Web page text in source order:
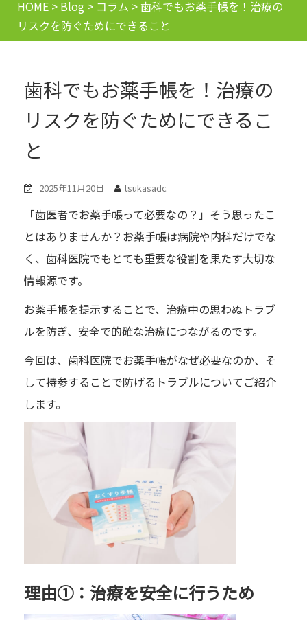
HOME > Blog > コラム >歯科でもお薬手帳を！治療の
リスクを防ぐためにできること
歯科でもお薬手帳を！治療の
リスクを防ぐためにできるこ
と
2025年11月20日 tsukasadc
「歯医者でお薬手帳って必要なの？」そう思ったこ
とはありませんか？お薬手帳は病院や内科だけでな
く、歯科医院でもとても重要な役割を果たす大切な
情報源です。
お薬手帳を提示することで、治療中の思わぬトラブ
ルを防ぎ、安全で的確な治療につながるのです。
今回は、歯科医院でお薬手帳がなぜ必要なのか、そ
して持参することで防げるトラブルについてご紹介
します。
理由①：治療を安全に行うため